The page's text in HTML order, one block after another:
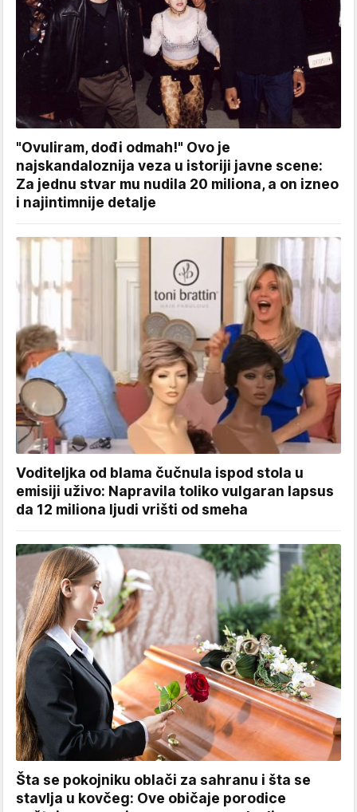
"Ovuliram, dođi odmah!" Ovo je
najskandaloznija veza u istoriji javne scene:
Za jednu stvar mu nudila 20 miliona, a on izneo
i najintimnije detalje
Voditeljka od blama čučnula ispod stola u
emisiji uživo: Napravila toliko vulgaran lapsus
da 12 miliona ljudi vrišti od smeha
Šta se pokojniku oblači za sahranu i šta se
stavlja u kovčeg: Ove običaje porodice